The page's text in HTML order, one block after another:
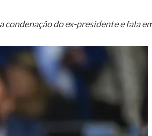
do ex-presidente e fala